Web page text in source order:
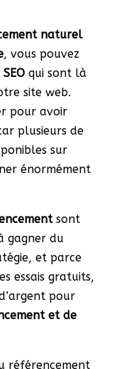
naturel
, vous pouvez
qui sont là
site web.
pour avoir
plusieurs de
sur
énormément
sont
gagner du
et parce
essais gratuits,
pour
et de
référencement